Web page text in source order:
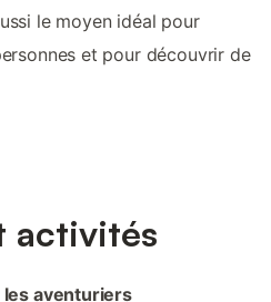
le moyen idéal pour
et pour découvrir de
activités
les aventuriers